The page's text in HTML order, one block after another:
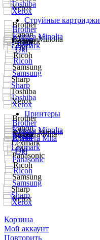
Струйные картриджи
Принтеры
Корзина
Мой аккаунт
Повторить